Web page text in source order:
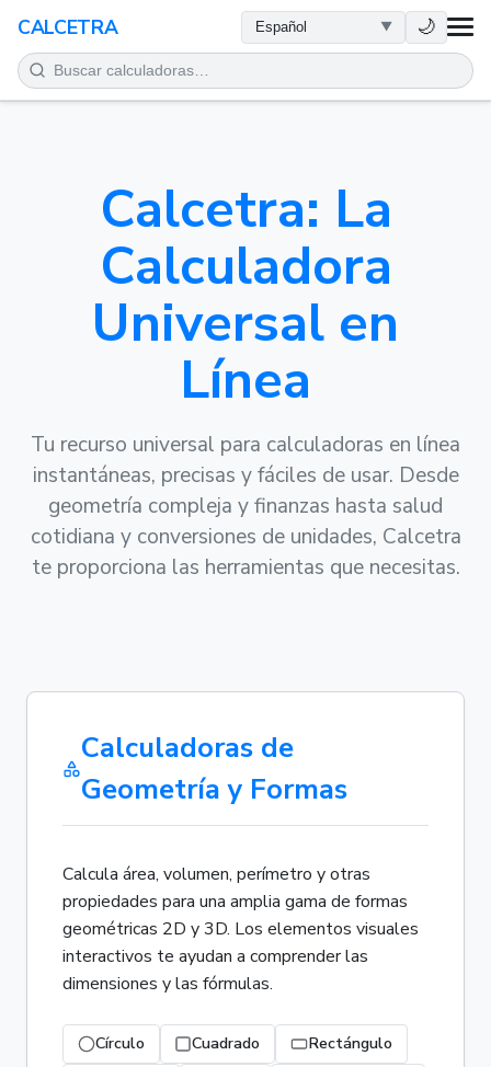
CALCETRA 🌙
MATEMÁTICAS
CIENCIA
COTIDIANO
OTRAS HERRAMIENTAS
Calcetra: La
Calculadora
Universal en
Línea
Tu recurso universal para calculadoras en línea
instantáneas, precisas y fáciles de usar. Desde
geometría compleja y finanzas hasta salud
cotidiana y conversiones de unidades, Calcetra
te proporciona las herramientas que necesitas.
Calculadoras de
Geometría y Formas
Calcula área, volumen, perímetro y otras
propiedades para una amplia gama de formas
geométricas 2D y 3D. Los elementos visuales
interactivos te ayudan a comprender las
dimensiones y las fórmulas.
Círculo Cuadrado
Rectángulo